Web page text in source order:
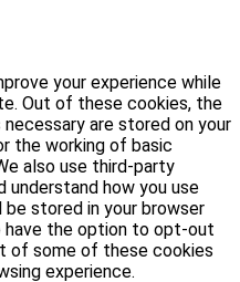
your experience while
Out of these cookies, the
are stored on your
the working of basic
also use third-party
understand how you use
stored in your browser
have the option to opt-out
of some of these cookies
experience.